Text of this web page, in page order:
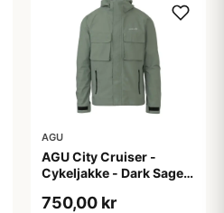
AGU
AGU City Cruiser -
Cykeljakke - Dark Sage -
750,00 kr